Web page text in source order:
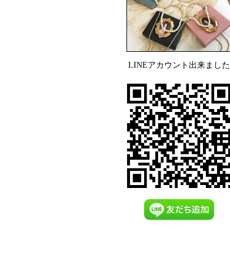
LINEアカウント出来ました